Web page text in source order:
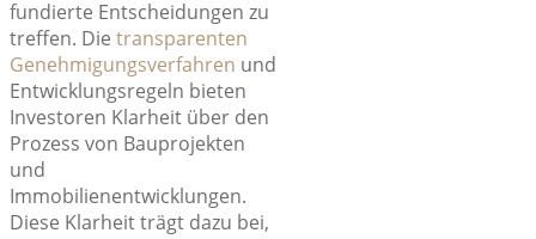
fundierte Entscheidungen zu
treffen. Die transparenten
Genehmigungsverfahren und
Entwicklungsregeln bieten
Investoren Klarheit über den
Prozess von Bauprojekten
und
Immobilienentwicklungen.
Diese Klarheit trägt dazu bei,